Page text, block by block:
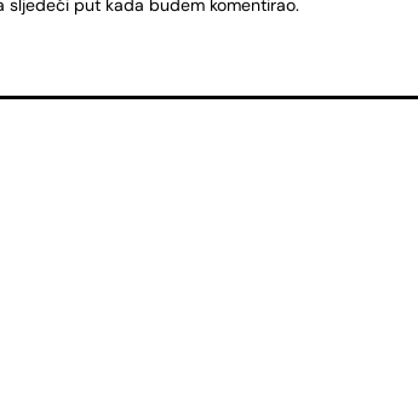
put kada budem komentirao.